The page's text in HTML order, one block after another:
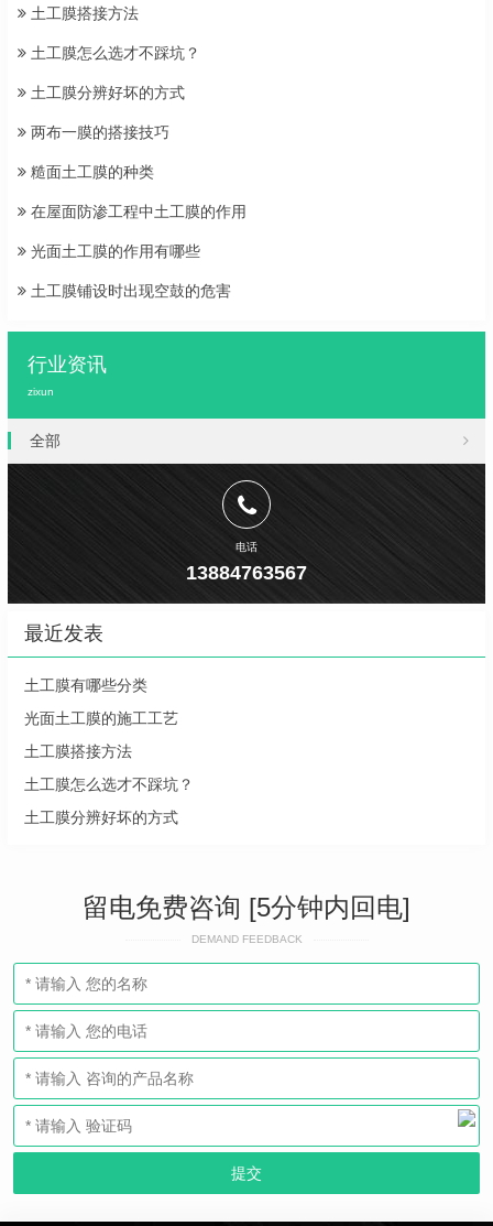
土工膜搭接方法
土工膜怎么选才不踩坑？
土工膜分辨好坏的方式
两布一膜的搭接技巧
糙面土工膜的种类
在屋面防渗工程中土工膜的作用
光面土工膜的作用有哪些
土工膜铺设时出现空鼓的危害
行业资讯
zixun
全部
电话
13884763567
最近发表
土工膜有哪些分类
光面土工膜的施工工艺
土工膜搭接方法
土工膜怎么选才不踩坑？
土工膜分辨好坏的方式
留电免费咨询 [5分钟内回电]
DEMAND FEEDBACK